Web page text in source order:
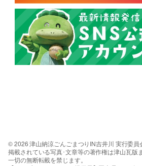
© 2026 津山納涼ごんごまつりIN吉井川 実行委員
掲載されている写真･文章等の著作権は津山瓦版
一切の無断転載を禁じます。